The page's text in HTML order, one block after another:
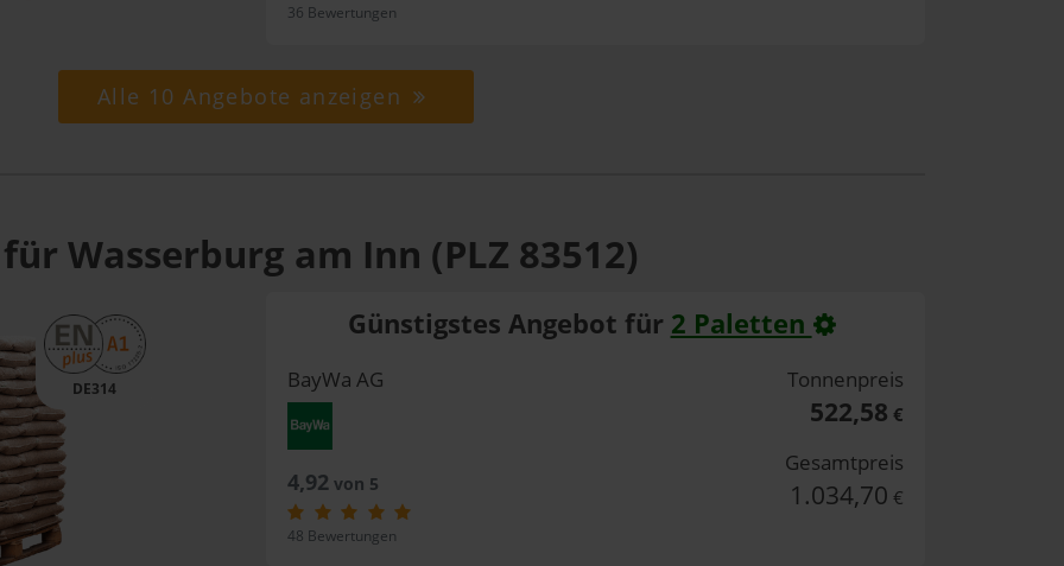
36 Bewertungen
Alle 10 Angebote anzeigen
Wasserburg am Inn (PLZ 83512)
DE314
Günstigstes Angebot für 2 Paletten
BayWa AG
4,92von 5
48 Bewertungen
Tonnenpreis
522,58 €
Gesamtpreis
1.034,70 €